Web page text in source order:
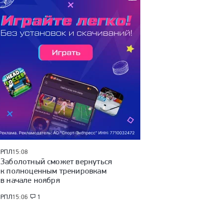
РПЛ15:08
Заболотный сможет вернуться
к полноценным тренировкам
в начале ноября
РПЛ15:06 1